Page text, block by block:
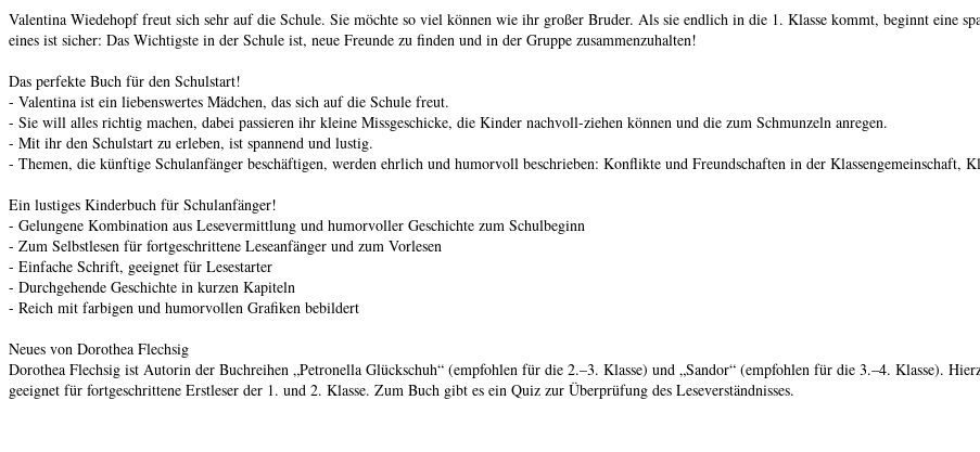
Valentina Wiedehopf freut sich sehr auf die Schule. Sie möchte so viel können wie ihr großer Bruder. Als sie endlich in die 1. Klasse kommt, beginnt eine
eines ist sicher: Das Wichtigste in der Schule ist, neue Freunde zu finden und in der Gruppe zusammenzuhalten!
Das perfekte Buch für den Schulstart!
- Valentina ist ein liebenswertes Mädchen, das sich auf die Schule freut.
- Sie will alles richtig machen, dabei passieren ihr kleine Missgeschicke, die Kinder nachvoll-ziehen können und die zum Schmunzeln anregen.
- Mit ihr den Schulstart zu erleben, ist spannend und lustig.
- Themen, die künftige Schulanfänger beschäftigen, werden ehrlich und humorvoll beschrieben: Konflikte und Freundschaften in der Klassengemeinschaft,
Ein lustiges Kinderbuch für Schulanfänger!
- Gelungene Kombination aus Lesevermittlung und humorvoller Geschichte zum Schulbeginn
- Zum Selbstlesen für fortgeschrittene Leseanfänger und zum Vorlesen
- Einfache Schrift, geeignet für Lesestarter
- Durchgehende Geschichte in kurzen Kapiteln
- Reich mit farbigen und humorvollen Grafiken bebildert
Neues von Dorothea Flechsig
Dorothea Flechsig ist Autorin der Buchreihen „Petronella Glückschuh“ (empfohlen für die 2.–3. Klasse) und „Sandor“ (empfohlen für die 3.–4. Klasse).
geeignet für fortgeschrittene Erstleser der 1. und 2. Klasse. Zum Buch gibt es ein Quiz zur Überprüfung des Leseverständnisses.